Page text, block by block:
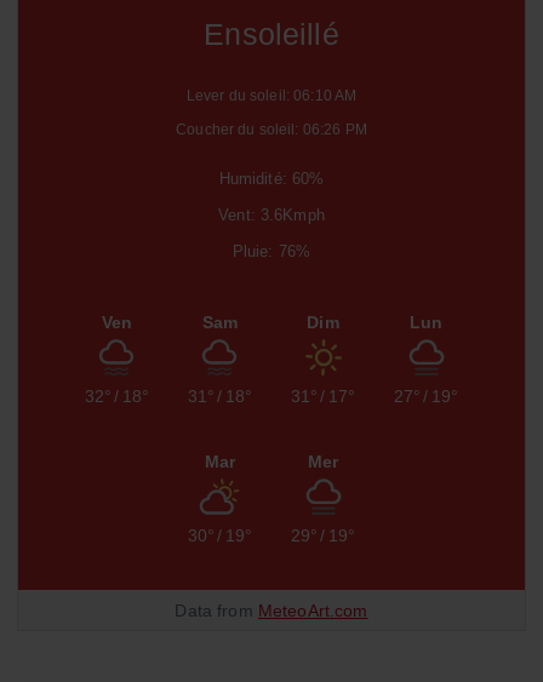
Ensoleillé
Lever du soleil: 06:10 AM
Coucher du soleil: 06:26 PM
Humidité: 60%
Vent: 3.6Kmph
Pluie: 76%
Ven
32° / 18°
Sam
31° / 18°
Dim
31° / 17°
Lun
27° / 19°
Mar
30° / 19°
Mer
29° / 19°
Data from MeteoArt.com